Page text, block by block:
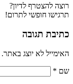
רוצה להצטרף לדיון?
תרגישו חופשי לתרום!
כתיבת תגובה
האימייל לא יוצג באתר.
שם *